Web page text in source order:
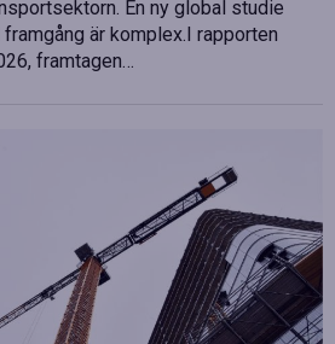
En ny global studie
är komplex.I rapporten
framtagen…